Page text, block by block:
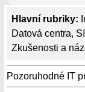
Hlavní rubriky:
Datová centra,
Zkušenosti a
Pozoruhodné IT